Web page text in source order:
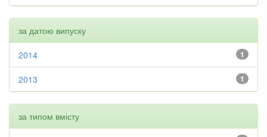
за датою випуску
1
2014
1
2013
за типом вмісту